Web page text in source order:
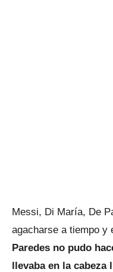
Messi, Di María, De
agacharse a tiempo y
Paredes no pudo
llevaba en la cabeza